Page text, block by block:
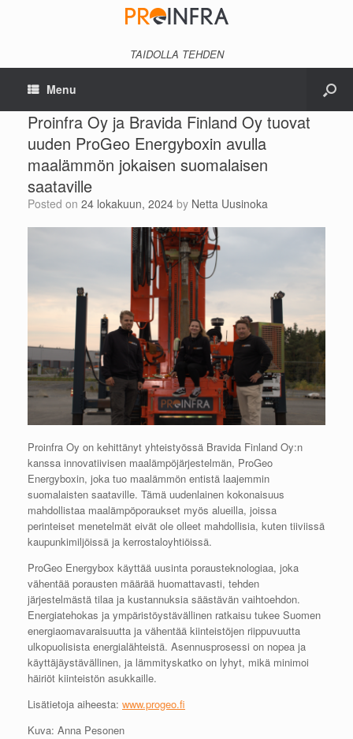
TAIDOLLA TEHDEN
Menu
Proinfra Oy ja Bravida Finland Oy tuovat
uuden ProGeo Energyboxin avulla
maalämmön jokaisen suomalaisen
saataville
Posted on 24 lokakuun, 2024 by Netta Uusinoka
Proinfra Oy on kehittänyt yhteistyössä Bravida Finland Oy:n
kanssa innovatiivisen maalämpöjärjestelmän, ProGeo
Energyboxin, joka tuo maalämmön entistä laajemmin
suomalaisten saataville. Tämä uudenlainen kokonaisuus
mahdollistaa maalämpöporaukset myös alueilla, joissa
perinteiset menetelmät eivät ole olleet mahdollisia, kuten tiiviissä
kaupunkimiljöissä ja kerrostaloyhtiöissä.
ProGeo Energybox käyttää uusinta porausteknologiaa, joka
vähentää porausten määrää huomattavasti, tehden
järjestelmästä tilaa ja kustannuksia säästävän vaihtoehdon.
Energiatehokas ja ympäristöystävällinen ratkaisu tukee Suomen
energiaomavaraisuutta ja vähentää kiinteistöjen riippuvuutta
ulkopuolisista energialähteistä. Asennusprosessi on nopea ja
käyttäjäystävällinen, ja lämmityskatko on lyhyt, mikä minimoi
häiriöt kiinteistön asukkaille.
Lisätietoja aiheesta: www.progeo.fi
Kuva: Anna Pesonen